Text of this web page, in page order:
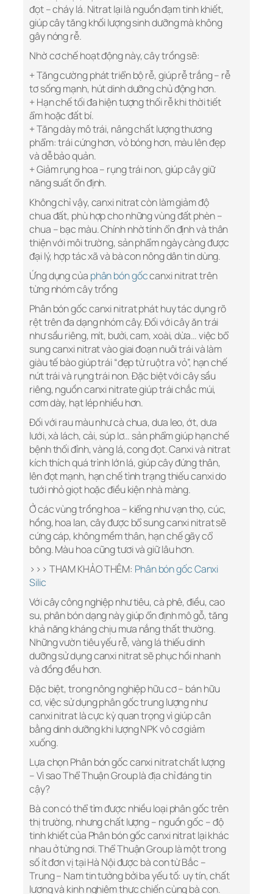
đọt – cháy lá. Nitrat lại là nguồn đạm tinh khiết,
giúp cây tăng khối lượng sinh dưỡng mà không
gây nóng rễ.
Nhờ cơ chế hoạt động này, cây trồng sẽ:
+ Tăng cường phát triển bộ rễ, giúp rễ trắng – rễ
tơ sống mạnh, hút dinh dưỡng chủ động hơn.
+ Hạn chế tối đa hiện tượng thối rễ khi thời tiết
ẩm hoặc đất bí.
+ Tăng dày mô trái, nâng chất lượng thương
phẩm: trái cứng hơn, vỏ bóng hơn, màu lên đẹp
và dễ bảo quản.
+ Giảm rụng hoa – rụng trái non, giúp cây giữ
năng suất ổn định.
Không chỉ vậy, canxi nitrat còn làm giảm độ
chua đất, phù hợp cho những vùng đất phèn –
chua – bạc màu. Chính nhờ tính ổn định và thân
thiện với môi trường, sản phẩm ngày càng được
đại lý, hợp tác xã và bà con nông dân tin dùng.
Ứng dụng của phân bón gốccanxi nitrat trên
từng nhóm cây trồng
Phân bón gốc canxi nitrat phát huy tác dụng rõ
rệt trên đa dạng nhóm cây. Đối với cây ăn trái
như sầu riêng, mít, bưởi, cam, xoài, dừa… việc bổ
sung canxi nitrat vào giai đoạn nuôi trái và làm
giàu tế bào giúp trái “đẹp từ ruột ra vỏ”, hạn chế
nứt trái và rụng trái non. Đặc biệt với cây sầu
riêng, nguồn canxi nitrate giúp trái chắc múi,
cơm dày, hạt lép nhiều hơn.
Đối với rau màu như cà chua, dưa leo, ớt, dưa
lưới, xà lách, cải, súp lơ… sản phẩm giúp hạn chế
bệnh thối đỉnh, vàng lá, cong đọt. Canxi và nitrat
kích thích quá trình lớn lá, giúp cây đứng thân,
lên đọt mạnh, hạn chế tình trạng thiếu canxi do
tưới nhỏ giọt hoặc điều kiện nhà màng.
Ở các vùng trồng hoa – kiểng như vạn thọ, cúc,
hồng, hoa lan, cây được bổ sung canxi nitrat sẽ
cứng cáp, không mềm thân, hạn chế gãy cổ
bông. Màu hoa cũng tươi và giữ lâu hơn.
>>> THAM KHẢO THÊM: Phân bón gốc Canxi
Silic
Với cây công nghiệp như tiêu, cà phê, điều, cao
su, phân bón dạng này giúp ổn định mô gỗ, tăng
khả năng kháng chịu mưa nắng thất thường.
Những vườn tiêu yếu rễ, vàng lá thiếu dinh
dưỡng sử dụng canxi nitrat sẽ phục hồi nhanh
và đồng đều hơn.
Đặc biệt, trong nông nghiệp hữu cơ – bán hữu
cơ, việc sử dụng phân gốc trung lượng như
canxi nitrat là cực kỳ quan trọng vì giúp cân
bằng dinh dưỡng khi lượng NPK vô cơ giảm
xuống.
Lựa chọn Phân bón gốc canxi nitrat chất lượng
– Vì sao Thể Thuận Group là địa chỉ đáng tin
cậy?
Bà con có thể tìm được nhiều loại phân gốc trên
thị trường, nhưng chất lượng – nguồn gốc – độ
tinh khiết của Phân bón gốc canxi nitrat lại khác
nhau ở từng nơi. Thể Thuận Group là một trong
số ít đơn vị tại Hà Nội được bà con từ Bắc –
Trung – Nam tin tưởng bởi ba yếu tố: uy tín, chất
lượng và kinh nghiệm thực chiến cùng bà con.